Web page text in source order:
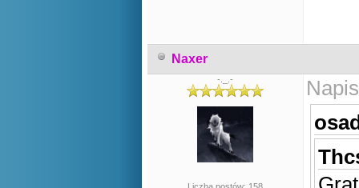
Naxer
-._.-